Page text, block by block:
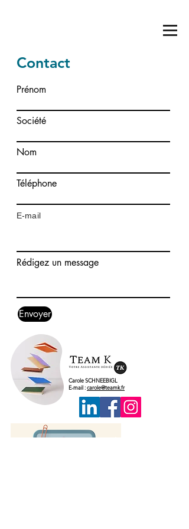
Contact
Prénom
Société
Nom
Téléphone
Rédigez un message
Envoyer
E-mail
Carole SCHNEEBIGL
E-mail :carole@teamk.fr